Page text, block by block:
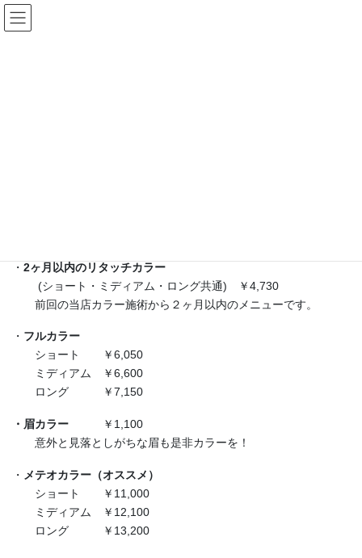
コ
ン
ナ
ビ
・ 2ヶ月以内のリタッチカラー
(ショート・ミディアム・ロング共通) ￥4,730
前回の当店カラー施術から２ヶ月以内のメニューです。
・ フルカラー
ショート ￥6,050
ミディアム ￥6,600
ロング ￥7,150
・眉カラー ￥1,100
意外と見落としがちな眉も是非カラーを！
・ メテオカラー（オススメ）
ショート ￥11,000
ミディアム ￥12,100
ロング ￥13,200